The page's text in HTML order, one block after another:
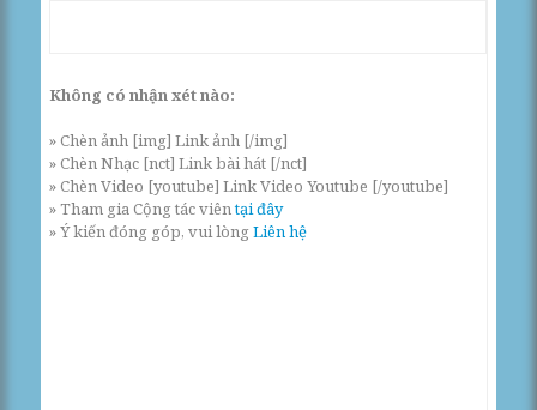
Không có nhận xét nào:
» Chèn ảnh [img] Link ảnh [/img]
» Chèn Nhạc [nct] Link bài hát [/nct]
» Chèn Video [youtube] Link Video Youtube [/youtube]
» Tham gia Cộng tác viêntại đây
» Ý kiến đóng góp, vui lòngLiên hệ